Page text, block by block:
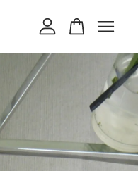
是空的。